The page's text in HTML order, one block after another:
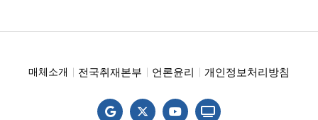
매체소개 전국취재본부 언론윤리 개인정보처리방침